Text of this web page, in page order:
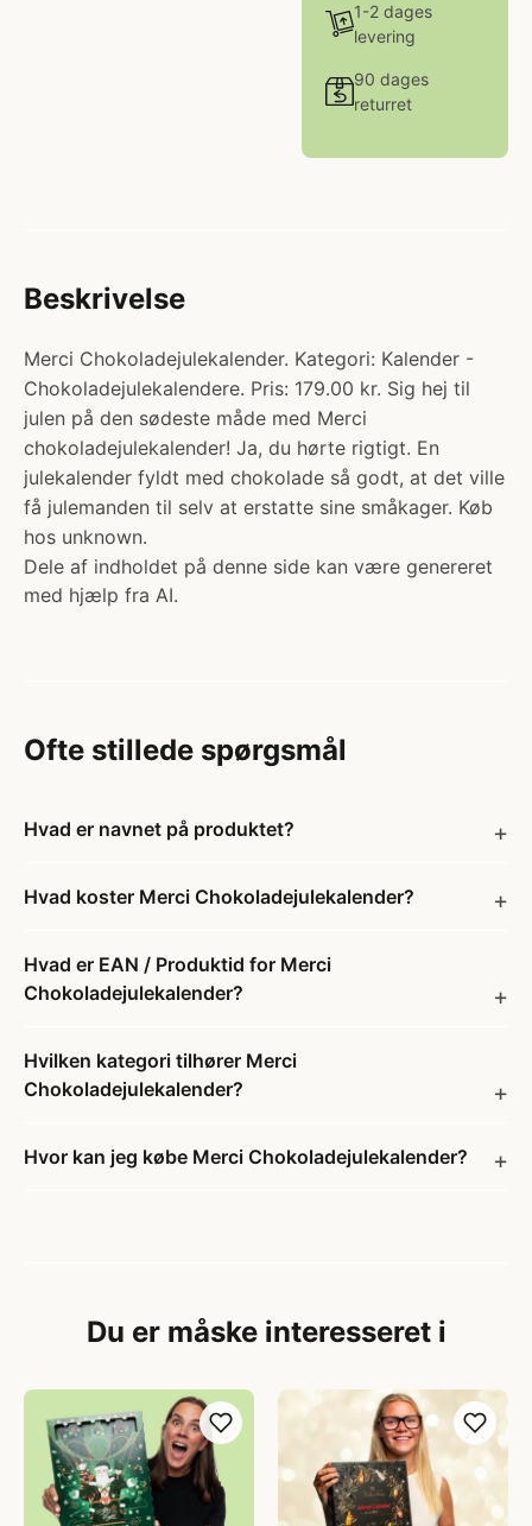
1-2 dages
levering
90 dages
returret
Beskrivelse
Merci Chokoladejulekalender. Kategori: Kalender -
Chokoladejulekalendere. Pris: 179.00 kr. Sig hej til
julen på den sødeste måde med Merci
chokoladejulekalender! Ja, du hørte rigtigt. En
julekalender fyldt med chokolade så godt, at det ville
få julemanden til selv at erstatte sine småkager. Køb
hos unknown.
Dele af indholdet på denne side kan være genereret
med hjælp fra AI.
Ofte stillede spørgsmål
Hvad er navnet på produktet?
Hvad koster Merci Chokoladejulekalender?
Hvad er EAN / Produktid for Merci
Chokoladejulekalender?
Hvilken kategori tilhører Merci
Chokoladejulekalender?
Hvor kan jeg købe Merci Chokoladejulekalender?
Du er måske interesseret i